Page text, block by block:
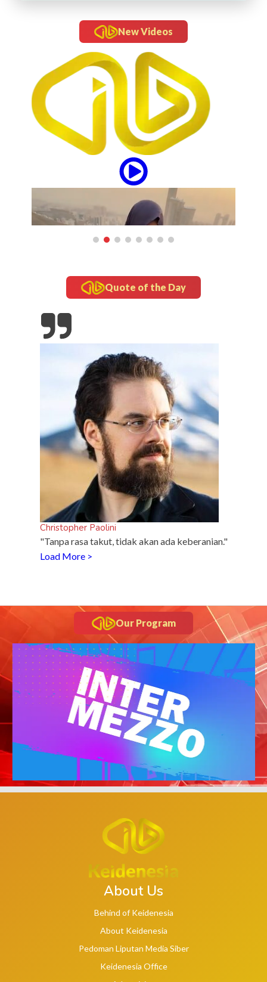
New Videos
updates
Quote of the Day
Christopher Paolini
"Tanpa rasa takut, tidak akan ada keberanian."
Load More >
Our Program
About Us
Behind of Keidenesia
About Keidenesia
Pedoman Liputan Media Siber
Keidenesia Office